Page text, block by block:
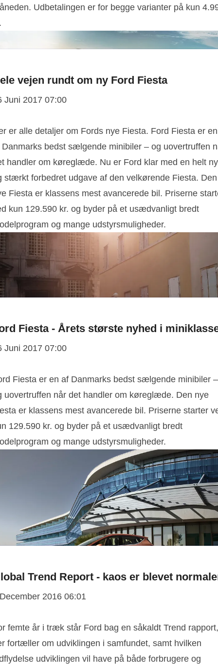
Udbetalingen er for begge varianter på kun
vejen rundt om ny Ford Fiesta
Juni 2017 07:00
er alle detaljer om Fords nye Fiesta. Ford Fiesta er en
Danmarks bedst sælgende minibiler – og uovertruffen
handler om køreglæde. Nu er Ford klar med en helt ny
stærkt forbedret udgave af den velkørende Fiesta. Den
Fiesta er klassens mest avancerede bil. Priserne
kun 129.590 kr. og byder på et usædvanligt bredt
og mange udstyrsmuligheder.
Fiesta - Årets største nyhed i
Juni 2017 07:00
Fiesta er en af Danmarks bedst sælgende minibiler –
uovertruffen når det handler om køreglæde. Den nye
er klassens mest avancerede bil. Priserne starter
129.590 kr. og byder på et usædvanligt bredt
og mange udstyrsmuligheder.
Trend Report - kaos er blevet
2016 06:01
femte år i træk står Ford bag en såkaldt Trend rapport,
fortæller om udviklingen i samfundet, samt hvilken
udviklingen vil have på både forbrugere og